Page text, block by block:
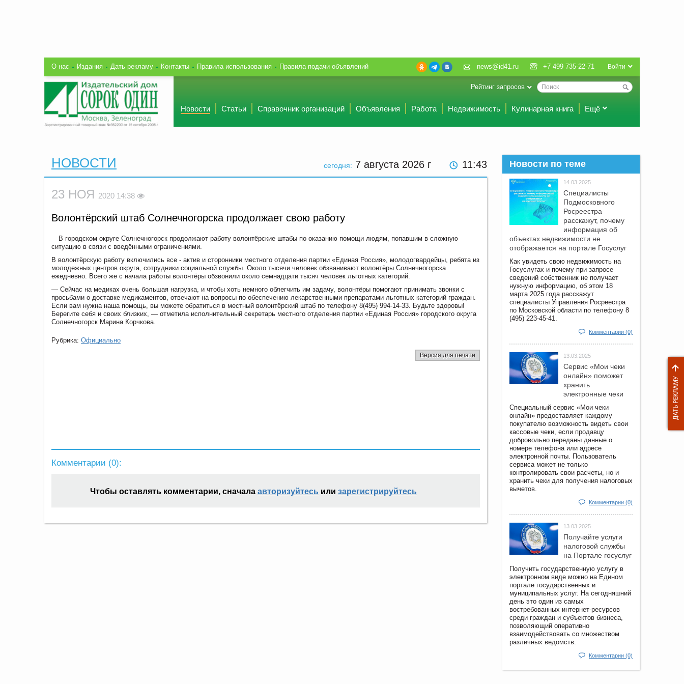
О нас Издания Дать рекламу Контакты Правила использования Правила подачи объявлений Войти
news@id41.ru +7 499 735-22-71
Рейтинг запросов
Новости Статьи Справочник организаций Объявления Работа Недвижимость Кулинарная книга Ещё
сегодня: 7 августа 2026 г 11 43
НОВОСТИ
23 НОЯ 2020 14:38
Волонтёрский штаб Солнечногорска продолжает свою работу
В городском округе Солнечногорск продолжают работу волонтёрские штабы по оказанию помощи людям, попавшим в сложную
ситуацию в связи с введёнными ограничениями.
В волонтёрскую работу включились все - актив и сторонники местного отделения партии «Единая Россия», молодогвардейцы, ребята из
молодежных центров округа, сотрудники социальной службы. Около тысячи человек обзванивают волонтёры Солнечногорска
ежедневно. Всего же с начала работы волонтёры обзвонили около семнадцати тысяч человек льготных категорий.
— Сейчас на медиках очень большая нагрузка, и чтобы хоть немного облегчить им задачу, волонтёры помогают принимать звонки с
просьбами о доставке медикаментов, отвечают на вопросы по обеспечению лекарственными препаратами льготных категорий граждан.
Если вам нужна наша помощь, вы можете обратиться в местный волонтёрский штаб по телефону 8(495) 994-14-33. Будьте здоровы!
Берегите себя и своих близких, — отметила исполнительный секретарь местного отделения партии «Единая Россия» городского округа
Солнечногорск Марина Корчкова.
Рубрика: Официально
Версия для печати
Комментарии (0):
Чтобы оставлять комментарии, сначала авторизуйтесь или зарегистрируйтесь
Новости по теме
14.03.2025
Специалисты
Подмосковного
Росреестра
расскажут, почему
информация об
объектах недвижимости не
отображается на портале Госуслуг
Как увидеть свою недвижимость на
Госуслугах и почему при запросе
сведений собственник не получает
нужную информацию, об этом 18
марта 2025 года расскажут
специалисты Управления Росреестра
по Московской области по телефону 8
(495) 223-45-41.
Комментарии (0)
13.03.2025
Сервис «Мои чеки
онлайн» поможет
хранить
электронные чеки
Специальный сервис «Мои чеки
онлайн» предоставляет каждому
покупателю возможность видеть свои
кассовые чеки, если продавцу
добровольно переданы данные о
номере телефона или адресе
электронной почты. Пользователь
сервиса может не только
контролировать свои расчеты, но и
хранить чеки для получения налоговых
вычетов.
Комментарии (0)
13.03.2025
Получайте услуги
налоговой службы
на Портале госyслуг
Получить государственную услугу в
электронном виде можно на Едином
портале государственных и
муниципальных услуг. На сегодняшний
день это один из самых
востребованных интернет-ресурсов
среди граждан и субъектов бизнеса,
позволяющий оперативно
взаимодействовать со множеством
различных ведомств.
Комментарии (0)